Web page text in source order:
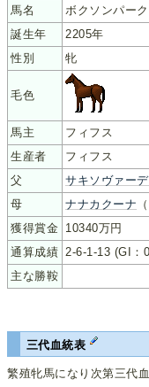
馬名
ボクソンパーク
誕生年
2205年
性別
牝
毛色
馬主
フィフス
生産者
フィフス
父
サキソヴァー
母
ナナカクーナ
獲得賞金 10340万円
通算成績 2-6-1-13 (GI：
主な勝鞍
三代血統表
繁殖牝馬になり次第三代